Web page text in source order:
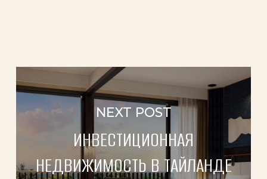
NEXT POST
ИНВЕСТИЦИОННАЯ
НЕДВИЖИМОСТЬ В ТАЙЛАНДЕ